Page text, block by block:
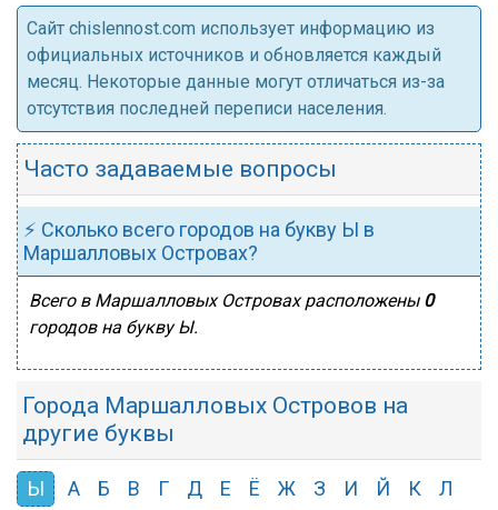
Cайт chislennost.com использует информацию из
официальных источников и обновляется каждый
месяц. Некоторые данные могут отличаться из-за
отсутствия последней переписи населения.
Часто задаваемые вопросы
⚡ Сколько всего городов на букву Ы в
Маршалловых Островах?
Всего в Маршалловых Островах расположены 0
городов на букву Ы.
Города Маршалловых Островов на
другие буквы
Ы А Б В Г Д Е Ё Ж З И Й К
Л